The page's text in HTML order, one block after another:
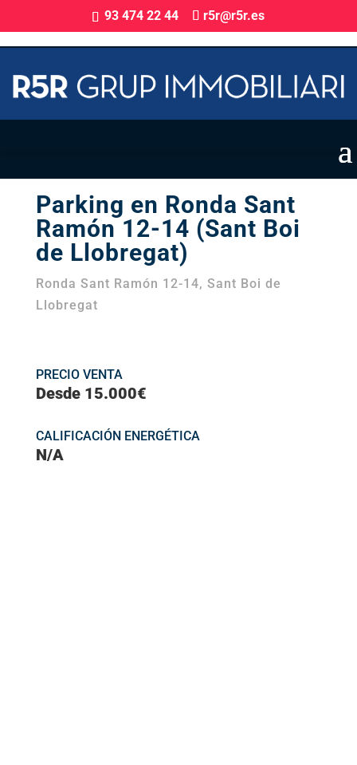
93 474 22 44 r5r@r5r.es
Parking en Ronda Sant
Ramón 12-14 (Sant Boi
de Llobregat)
Ronda Sant Ramón 12-14, Sant Boi de
Llobregat
PRECIO VENTA
Desde 15.000€
CALIFICACIÓN ENERGÉTICA
N/A